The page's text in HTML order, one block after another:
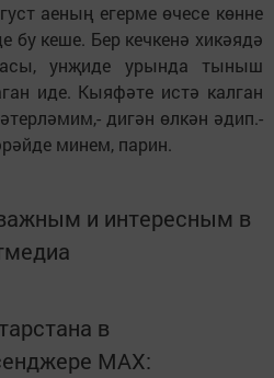
аеның егерме өчесе көнне
бу кеше. Бер кечкенә хикәядә
унҗиде урында тыныш
иде. Кыяфәте истә калган
дигән өлкән әдип.-
минем, парин.
и интересным в
в
MАХ: